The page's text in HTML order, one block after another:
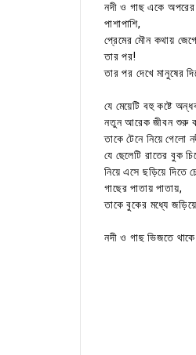
নদী ও গাছ একে অপরের
পাশাপাশি,
প্রেমের মৌন কথায়
তার পর!
তার পর দেখে মানুষের
যে মেয়েটি বহু কষ্টে
নতুন আরেক জীবন শুরু
তাকে টেনে নিয়ে গেলো
যে ছেলেটি রাতের বুক
নিয়ে এসে ছড়িয়ে দিতে
গাছের পাতায় পাতায়,
তাকে বুকের মধ্যে
নদী ও গাছ ভিজতে থাকে